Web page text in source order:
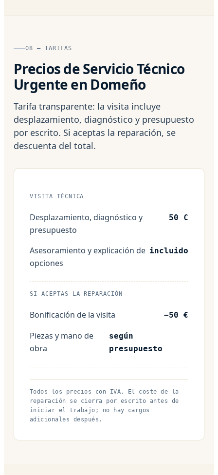
08 — TARIFAS
Precios de Servicio Técnico
Urgente en Domeño
Tarifa transparente: la visita incluye
desplazamiento, diagnóstico y presupuesto
por escrito. Si aceptas la reparación, se
descuenta del total.
VISITA TÉCNICA
Desplazamiento, diagnóstico y
presupuesto
50 €
Asesoramiento y explicación de
opciones
incluido
SI ACEPTAS LA REPARACIÓN
Bonificación de la visita −50 €
Piezas y mano de
obra
según
presupuesto
Todos los precios con IVA. El coste de la
reparación se cierra por escrito antes de
iniciar el trabajo; no hay cargos
adicionales después.